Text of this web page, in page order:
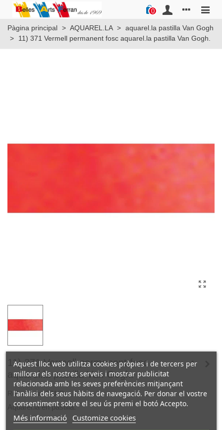
0
Pàgina principal > AQUAREL.LA > aquarel.la pastilla Van Gogh
>
11) 371 Vermell permanent fosc aquarel.la pastilla Van Gogh.
11) 371 Vermell permanent fosc
aquarel.la pastilla Van Gogh.
Referència: 371/P
Aquarel.la en pastilla.
Aquest lloc web utilitza cookies pròpies i de tercers per
millorar els nostres serveis i mostrar publicitat
relacionada amb les seves preferències mitjançant
l'anàlisi dels seus hàbits de navegació. Per donar el vostre
consentiment sobre el seu ús premi el botó Accepto.
Més informació Customize cookies